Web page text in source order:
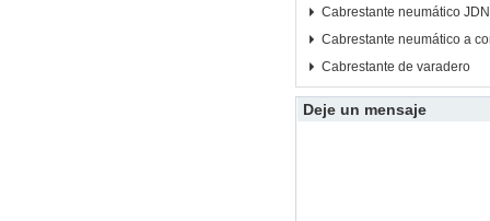
Cabrestante neumático JDN
Cabrestante neumático a
Cabrestante de varadero
Deje un mensaje